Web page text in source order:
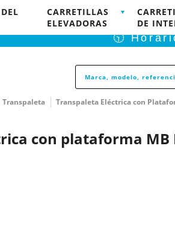
849 PRODUCTOS
🕥
CARRETILLAS
ELEVADORAS
DE
Transpaleta Transpaleta Eléctrica con
con plataforma MB